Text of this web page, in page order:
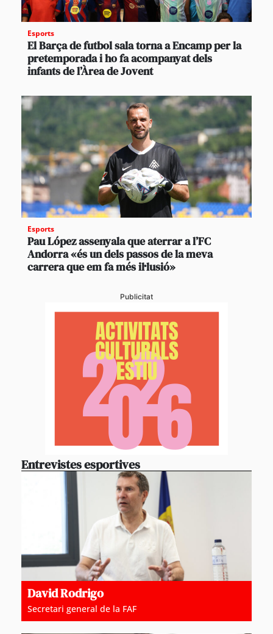
Esports
El Barça de futbol sala torna a Encamp per la
pretemporada i ho fa acompanyat dels
infants de l’Àrea de Jovent
Esports
Pau López assenyala que aterrar a l’FC
Andorra «és un dels passos de la meva
carrera que em fa més il·lusió»
Publicitat
Entrevistes esportives
David Rodrigo
Secretari general de la FAF